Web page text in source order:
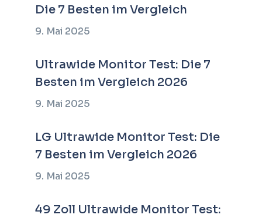
Die 7 Besten im Vergleich
9. Mai 2025
Ultrawide Monitor Test: Die 7
Besten im Vergleich 2026
9. Mai 2025
LG Ultrawide Monitor Test: Die
7 Besten im Vergleich 2026
9. Mai 2025
49 Zoll Ultrawide Monitor Test: